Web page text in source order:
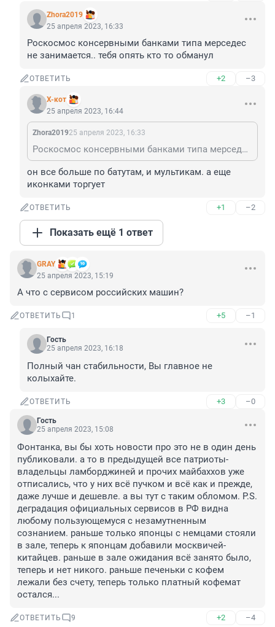
Zhora2019
25 апреля 2023, 16:33
Роскосмос консервными банками типа мерседес
не занимается.. тебя опять кто то обманул
ОТВЕТИТЬ +2 –3
X-кот
25 апреля 2023, 16:44
Zhora201925 апреля 2023, 16:33
Роскосмос консервными банками типа мерседес не занимается.. тебя опять кто то обманул
он все больше по батутам, и мультикам. а еще
иконками торгует
ОТВЕТИТЬ +1 –2
Показать ещё 1 ответ
GRAY
25 апреля 2023, 15:19
A что с сервисом российских машин?
ОТВЕТИТЬ 1 +5 –1
Гость
25 апреля 2023, 16:18
Полный чан стабильности, Вы главное не
колыхайте.
ОТВЕТИТЬ +3 –0
Гость
25 апреля 2023, 15:08
Фонтанка, вы бы хоть новости про это не в один день
публиковали. а то в предыдущей все патриоты-
владельцы ламборджиней и прочих майбаххов уже
отписались, что у них всё пучком и всё как и прежде,
даже лучше и дешевле. а вы тут с таким обломом. P.S.
деградация официальных сервисов в РФ видна
любому пользующемуся с незамутненным
сознанием. раньше только японцы с немцами стояли
в зале, теперь к японцам добавили москвичей-
китайцев. раньше в зале ожидания всё занято было,
теперь и нет никого. раньше печеньки с кофем
лежали без счету, теперь только платный кофемат
остался...
ОТВЕТИТЬ 9 +2 –4